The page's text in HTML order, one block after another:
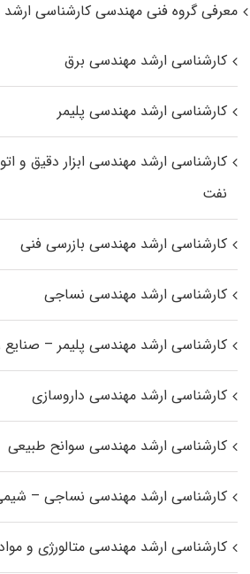
معرفی گروه فنی مهندسی کارشناسی ارشد
کارشناسی ارشد مهندسی برق
کارشناسی ارشد مهندسی پلیمر
کارشناسی ارشد مهندسی ابزار دقیق و
نفت
کارشناسی ارشد مهندسی بازرسی فنی
کارشناسی ارشد مهندسی نساجی
کارشناسی ارشد مهندسی پلیمر –
کارشناسی ارشد مهندسی داروسازی
کارشناسی ارشد مهندسی سوانح طبیعی
کارشناسی ارشد مهندسی نساجی –
کارشناسی ارشد مهندسی متالورژی و